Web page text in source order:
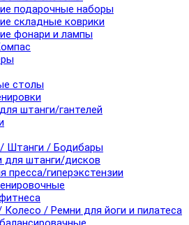
подарочные наборы
складные коврики
фонари и лампы
столы
штанги/гантелей
Штанги / Бодибары
для штанги/дисков
пресса/гиперэкстензии
Колесо / Ремни для йоги и пилатеса